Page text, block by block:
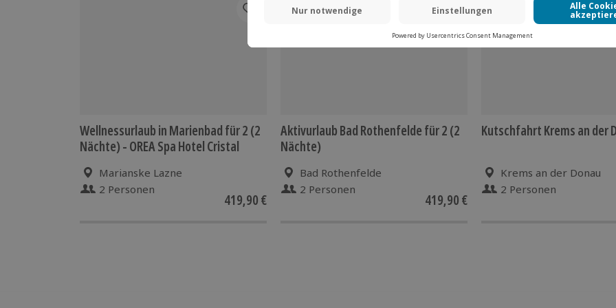
Wellnessurlaub in Marienbad für 2 (2
Nächte) - OREA Spa Hotel Cristal
Marianske Lazne
2 Personen
419,90 €
Aktivurlaub Bad Rothenfelde für 2 (2
Nächte)
Bad Rothenfelde
2 Personen
419,90 €
-15% CLUB DEAL
Kutschfahrt Krems an der
Krems an der Donau
2 Personen